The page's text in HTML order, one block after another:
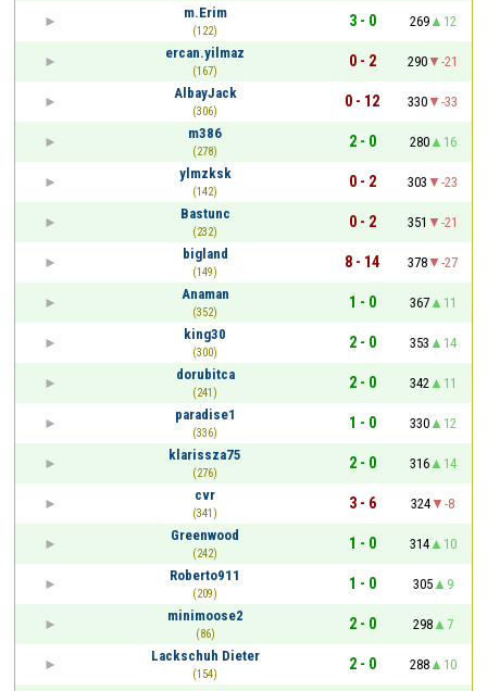
m.Erim
(122)
3 - 0 269
12
ercan.yilmaz
(167)
0 - 2 290
-21
AlbayJack
(306)
0 - 12 330
-33
m386
(278)
2 - 0 280
16
ylmzksk
(142)
0 - 2 303
-23
Bastunc
(232)
0 - 2 351
-21
bigland
(149)
8 - 14 378
-27
Anaman
(352)
1 - 0 367
11
king30
(300)
2 - 0 353
14
dorubitca
(241)
2 - 0 342
11
paradise1
(336)
1 - 0 330
12
klarissza75
(276)
2 - 0 316
14
cvr
(341)
3 - 6 324
-8
Greenwood
(242)
1 - 0 314
10
Roberto911
(209)
1 - 0 305
9
minimoose2
(86)
2 - 0 298
7
Lackschuh Dieter
(154)
2 - 0 288
10